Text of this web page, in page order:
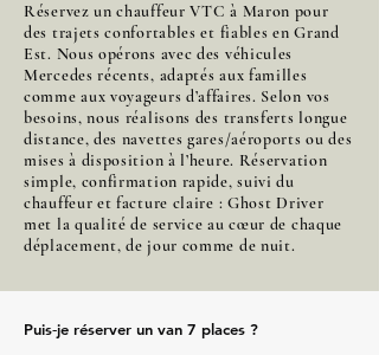
Réservez un chauffeur VTC à Maron pour
des trajets confortables et fiables en Grand
Est. Nous opérons avec des véhicules
Mercedes récents, adaptés aux familles
comme aux voyageurs d’affaires. Selon vos
besoins, nous réalisons des transferts longue
distance, des navettes gares/aéroports ou des
mises à disposition à l’heure. Réservation
simple, confirmation rapide, suivi du
chauffeur et facture claire : Ghost Driver
met la qualité de service au cœur de chaque
déplacement, de jour comme de nuit.
Puis‑je réserver un van 7 places ?